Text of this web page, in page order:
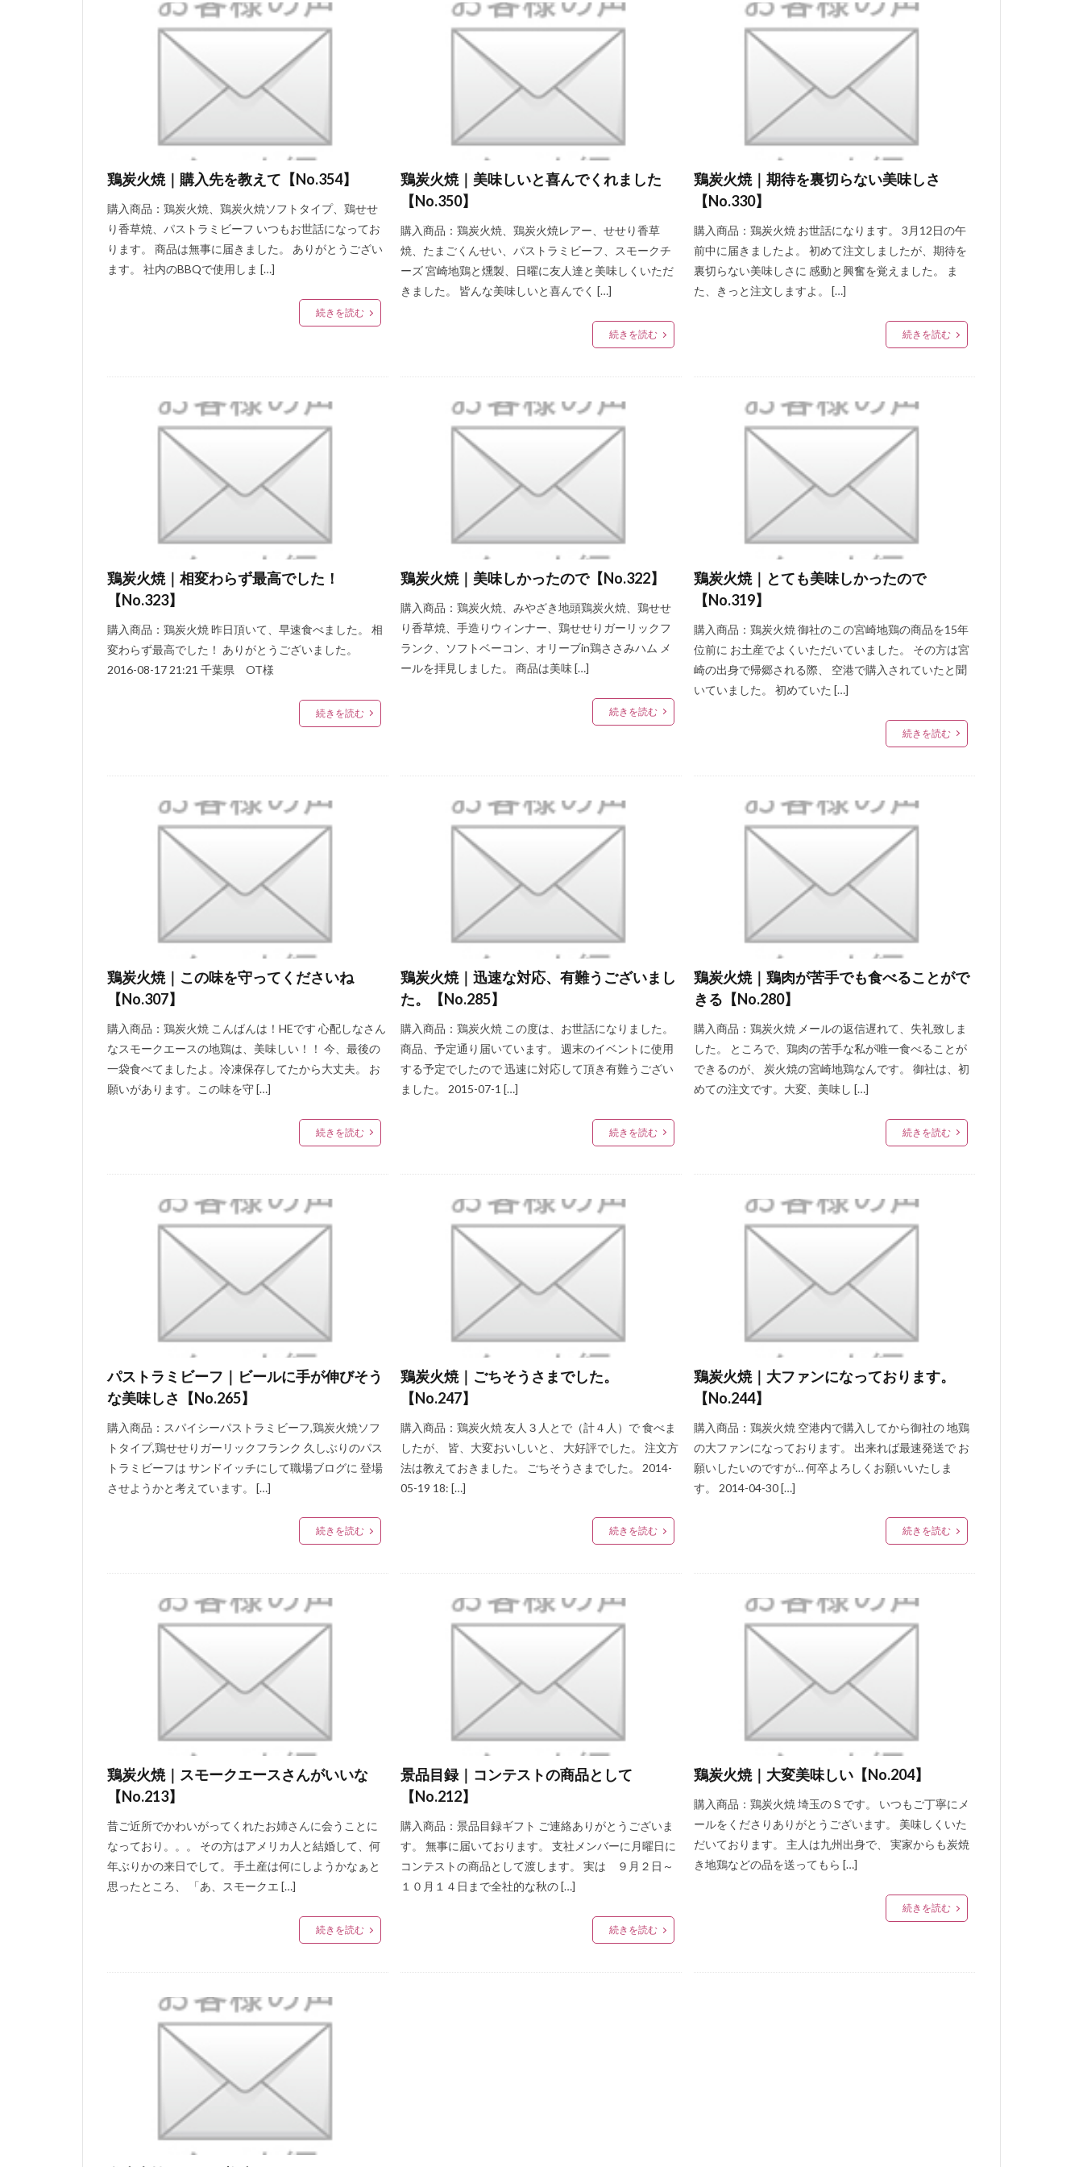
鶏炭火焼｜購入先を教えて【No.354】
購入商品：鶏炭火焼、鶏炭火焼ソフトタイプ、鶏せせ
り香草焼、パストラミビーフ いつもお世話になってお
ります。 商品は無事に届きました。 ありがとうござい
ます。 社内のBBQで使用しま […]
続きを読む
鶏炭火焼｜美味しいと喜んでくれました
【No.350】
購入商品：鶏炭火焼、鶏炭火焼レアー、せせり香草
焼、たまごくんせい、パストラミビーフ、スモークチ
ーズ 宮崎地鶏と燻製、日曜に友人達と美味しくいただ
きました。 皆んな美味しいと喜んでく […]
続きを読む
鶏炭火焼｜期待を裏切らない美味しさ
【No.330】
購入商品：鶏炭火焼 お世話になります。 3月12日の午
前中に届きましたよ。 初めて注文しましたが、期待を
裏切らない美味しさに 感動と興奮を覚えました。 ま
た、きっと注文しますよ。 […]
続きを読む
鶏炭火焼｜相変わらず最高でした！
【No.323】
購入商品：鶏炭火焼 昨日頂いて、早速食べました。 相
変わらず最高でした！ ありがとうございました。
2016-08-17 21:21 千葉県 OT様
続きを読む
鶏炭火焼｜美味しかったので【No.322】
購入商品：鶏炭火焼、みやざき地頭鶏炭火焼、鶏せせ
り香草焼、手造りウィンナー、鶏せせりガーリックフ
ランク、ソフトベーコン、オリーブin鶏ささみハム メ
ールを拝見しました。 商品は美味 […]
続きを読む
鶏炭火焼｜とても美味しかったので
【No.319】
購入商品：鶏炭火焼 御社のこの宮崎地鶏の商品を15年
位前に お土産でよくいただいていました。 その方は宮
崎の出身で帰郷される際、 空港で購入されていたと聞
いていました。 初めていた […]
続きを読む
鶏炭火焼｜この味を守ってくださいね
【No.307】
購入商品：鶏炭火焼 こんばんは！HEです 心配しなさん
なスモークエースの地鶏は、美味しい！！ 今、最後の
一袋食べてましたよ。冷凍保存してたから大丈夫。 お
願いがあります。この味を守 […]
続きを読む
鶏炭火焼｜迅速な対応、有難うございまし
た。【No.285】
購入商品：鶏炭火焼 この度は、お世話になりました。
商品、予定通り届いています。 週末のイベントに使用
する予定でしたので 迅速に対応して頂き有難うござい
ました。 2015-07-1 […]
続きを読む
鶏炭火焼｜鶏肉が苦手でも食べることがで
きる【No.280】
購入商品：鶏炭火焼 メールの返信遅れて、失礼致しま
した。 ところで、鶏肉の苦手な私が唯一食べることが
できるのが、 炭火焼の宮崎地鶏なんです。 御社は、初
めての注文です。大変、美味し […]
続きを読む
パストラミビーフ｜ビールに手が伸びそう
な美味しさ【No.265】
購入商品：スパイシーパストラミビーフ,鶏炭火焼ソフ
トタイプ,鶏せせりガーリックフランク 久しぶりのパス
トラミビーフは サンドイッチにして職場ブログに 登場
させようかと考えています。 […]
続きを読む
鶏炭火焼｜ごちそうさまでした。
【No.247】
購入商品：鶏炭火焼 友人３人とで（計４人）で 食べま
したが、 皆、大変おいしいと、 大好評でした。 注文方
法は教えておきました。 ごちそうさまでした。 2014-
05-19 18: […]
続きを読む
鶏炭火焼｜大ファンになっております。
【No.244】
購入商品：鶏炭火焼 空港内で購入してから御社の 地鶏
の大ファンになっております。 出来れば最速発送で お
願いしたいのですが… 何卒よろしくお願いいたしま
す。 2014-04-30 […]
続きを読む
鶏炭火焼｜スモークエースさんがいいな
【No.213】
昔ご近所でかわいがってくれたお姉さんに会うことに
なっており。。。 その方はアメリカ人と結婚して、何
年ぶりかの来日でして。 手土産は何にしようかなぁと
思ったところ、 「あ、スモークエ […]
続きを読む
景品目録｜コンテストの商品として
【No.212】
購入商品：景品目録ギフト ご連絡ありがとうございま
す。 無事に届いております。 支社メンバーに月曜日に
コンテストの商品として渡します。 実は ９月２日～
１０月１４日まで全社的な秋の […]
続きを読む
鶏炭火焼｜大変美味しい【No.204】
購入商品：鶏炭火焼 埼玉のＳです。 いつもご丁寧にメ
ールをくださりありがとうございます。 美味しくいた
だいております。 主人は九州出身で、 実家からも炭焼
き地鶏などの品を送ってもら […]
続きを読む